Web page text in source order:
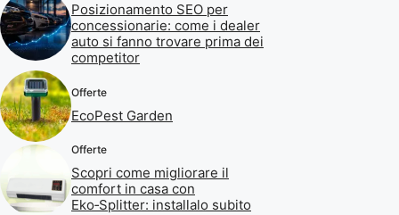
Posizionamento SEO per
concessionarie: come i dealer
auto si fanno trovare prima dei
competitor
Offerte
EcoPest Garden
Offerte
Scopri come migliorare il
comfort in casa con
Eko‑Splitter: installalo subito